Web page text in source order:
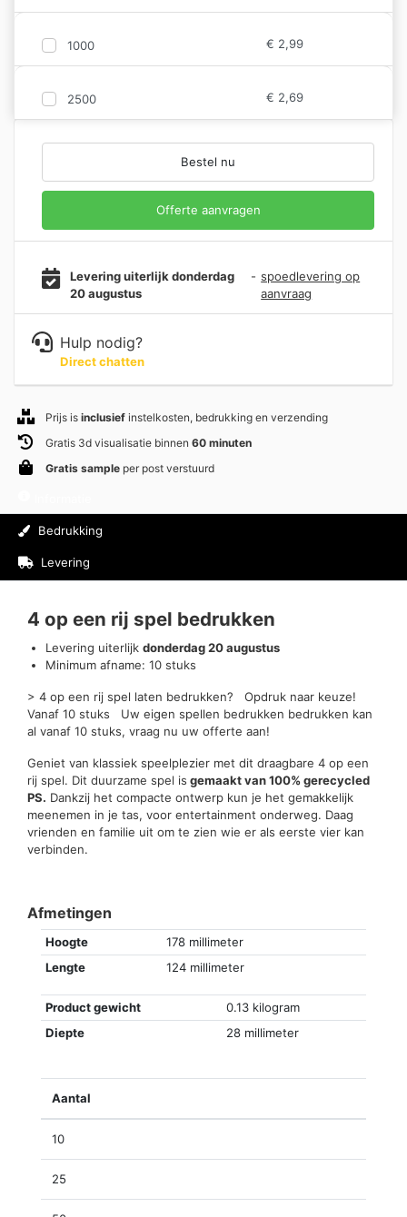
1000 € 2,99
2500 € 2,69
Bestel nu
Offerte aanvragen
Levering uiterlijk donderdag
20 augustus
- spoedlevering op
aanvraag
Hulp nodig?
Direct chatten
Prijs is inclusief instelkosten, bedrukking en verzending
Gratis 3d visualisatie binnen 60 minuten
Gratis sample per post verstuurd
Bedrukking
Levering
4 op een rij spel bedrukken
Levering uiterlijk donderdag 20 augustus
Minimum afname: 10 stuks
> 4 op een rij spel laten bedrukken? Opdruk naar keuze!
Vanaf 10 stuks Uw eigen spellen bedrukken bedrukken kan
al vanaf 10 stuks, vraag nu uw offerte aan!
Geniet van klassiek speelplezier met dit draagbare 4 op een
rij spel. Dit duurzame spel is gemaakt van 100% gerecycled
PS. Dankzij het compacte ontwerp kun je het gemakkelijk
meenemen in je tas, voor entertainment onderweg. Daag
vrienden en familie uit om te zien wie er als eerste vier kan
verbinden.
Afmetingen
Hoogte
178 millimeter
Lengte
124 millimeter
Product gewicht
0.13 kilogram
Diepte
28 millimeter
Aantal
10
25